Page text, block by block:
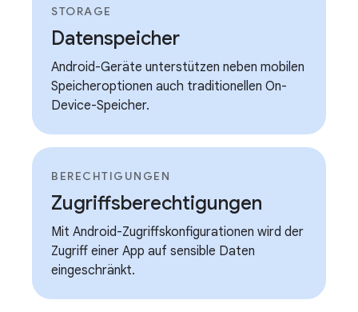
STORAGE
Datenspeicher
Android-Geräte unterstützen neben mobilen
Speicheroptionen auch traditionellen On-
Device-Speicher.
BERECHTIGUNGEN
Zugriffsberechtigungen
Mit Android-Zugriffskonfigurationen wird der
Zugriff einer App auf sensible Daten
eingeschränkt.